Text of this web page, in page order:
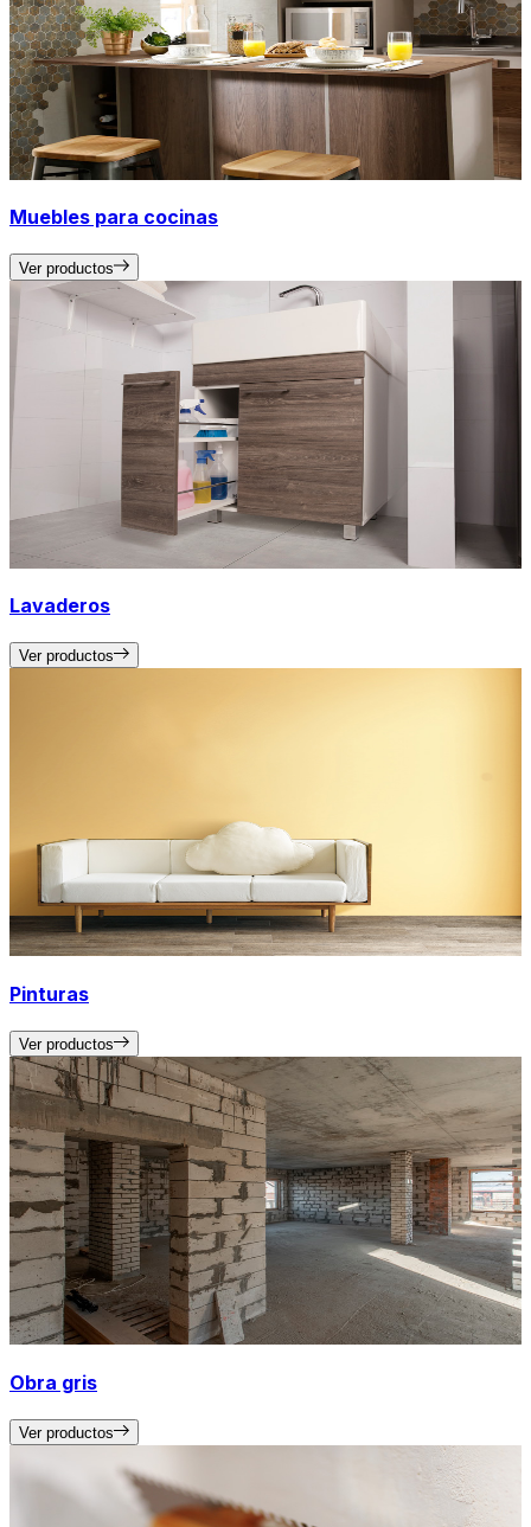
Muebles para cocinas
Ver productos
Lavaderos
Ver productos
Pinturas
Ver productos
Obra gris
Ver productos